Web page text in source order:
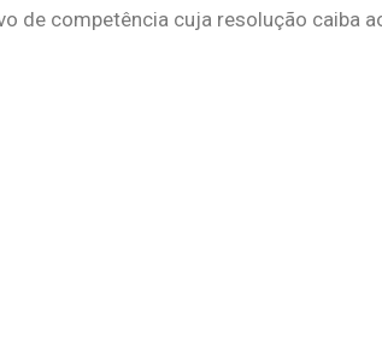
de competência cuja resolução caiba